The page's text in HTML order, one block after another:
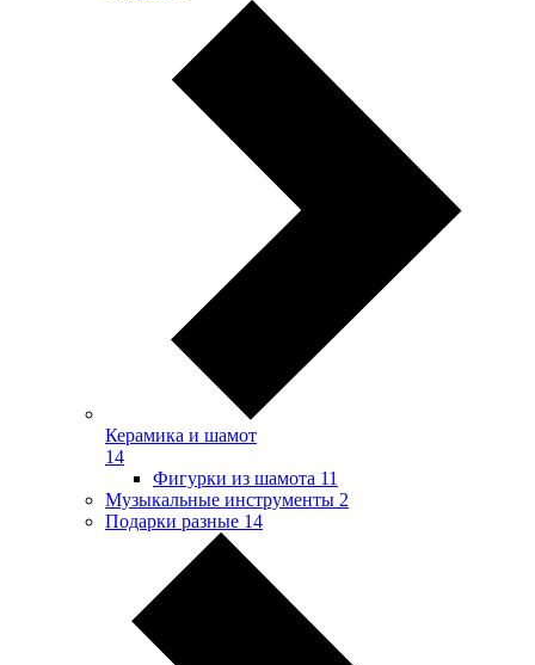
Керамика и шамот
14
Фигурки из шамота 11
Музыкальные инструменты 2
Подарки разные 14